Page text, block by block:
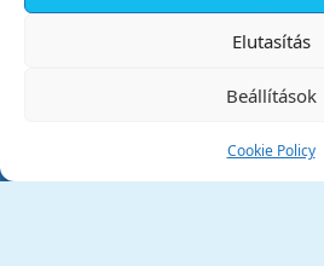
Elutasítás
Beállítások
Cookie Policy
Tata Város